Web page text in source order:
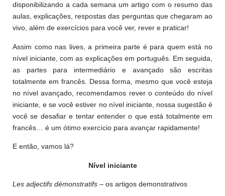
disponibilizando a cada semana um artigo com o resumo das
aulas, explicações, respostas das perguntas que chegaram ao
vivo, além de exercícios para você ver, rever e praticar!
Assim como nas lives, a primeira parte é para quem está no
nível iniciante, com as explicações em português. Em seguida,
as partes para intermediário e avançado são escritas
totalmente em francês. Dessa forma, mesmo que você esteja
no nível avançado, recomendamos rever o conteúdo do nível
iniciante, e se você estiver no nível iniciante, nossa sugestão é
você se desafiar e tentar entender o que está totalmente em
francês… é um ótimo exercício para avançar rapidamente!
E então, vamos lá?
Nível iniciante
Les adjectifs démonstratifs – os artigos demonstrativos